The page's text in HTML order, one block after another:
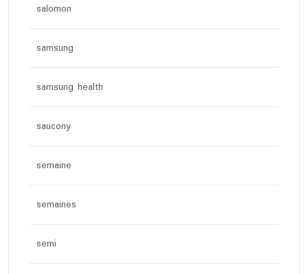
salomon
samsung
samsung health
saucony
semaine
semaines
semi